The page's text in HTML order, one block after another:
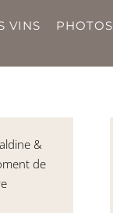
VINS PHOTOS
&
de